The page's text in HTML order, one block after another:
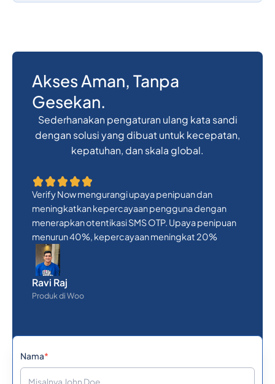
Akses Aman, Tanpa
Gesekan.
Sederhanakan pengaturan ulang kata sandi
dengan solusi yang dibuat untuk kecepatan,
kepatuhan, dan skala global.
Verify Now mengurangi upaya penipuan dan
meningkatkan kepercayaan pengguna dengan
menerapkan otentikasi SMS OTP. Upaya penipuan
menurun 40%, kepercayaan meningkat 20%
Ravi Raj
Produk di Woo
Nama*